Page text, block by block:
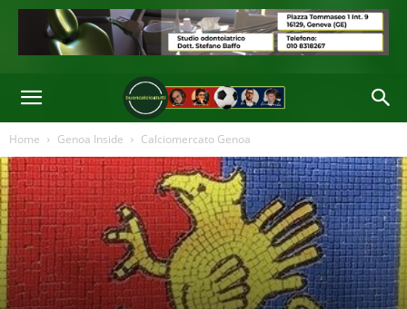
Home Genoa Inside Calciomercato Genoa